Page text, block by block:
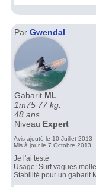
Par Gwendal
Gabarit ML
1m75 77 kg.
48 ans
Niveau Expert
Avis ajouté le 10 Juillet 2013
Mis à jour le 7 Octobre 2013
Je l'ai testé
Usage: Surf vagues
Stabilité pour un gabarit